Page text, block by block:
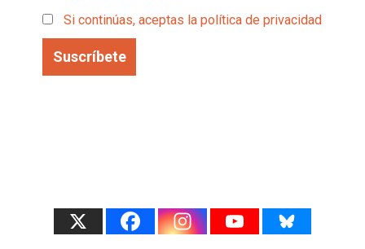
Si continúas, aceptas la política de privacidad